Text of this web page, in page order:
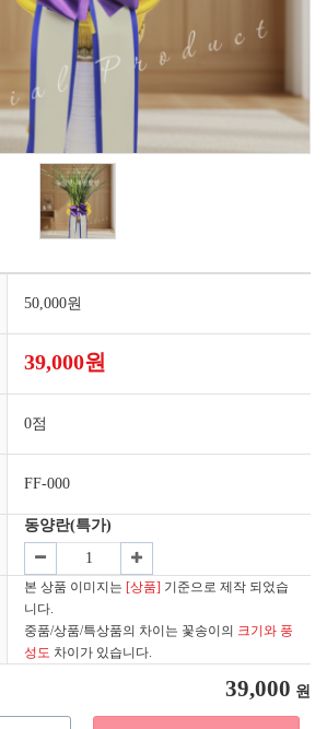
50,000원
39,000원
0점
FF-000
동양란(특가)
본 상품 이미지는 [상품] 기준으로 제작 되었습
니다.
중품/상품/특상품의 차이는 꽃송이의 크기와 풍
성도 차이가 있습니다.
39,000 원